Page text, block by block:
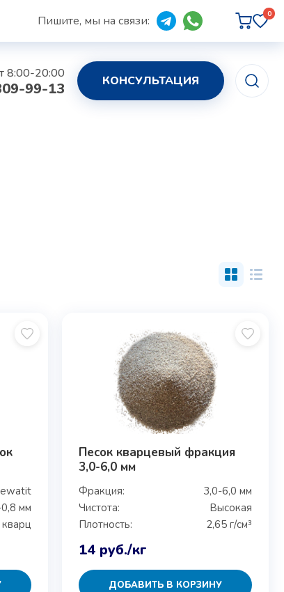
Пишите, мы на связи: 0
8:00-20:00
99-13 КОНСУЛЬТАЦИЯ
мм
Песок кварцевый фракция
3,0-6,0 мм
Фракция:
3,0-6,0 мм
Чистота:
Высокая
Плотность:
2,65 г/см³
14 руб./кг
ДОБАВИТЬ В КОРЗИНУ